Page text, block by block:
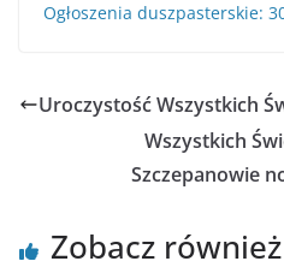
Ogłoszenia duszpasterskie:
Uroczystość Wszystkich
Wszystkich
Szczepanowie
Zobacz również